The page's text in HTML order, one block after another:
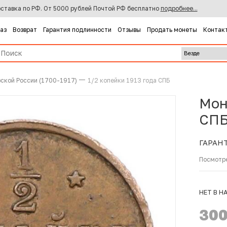
по РФ. От 5000 рублей Почтой РФ бесплатно подробнее...
Возврат Гарантия подлинности Отзывы Продать монеты
России (1700-1917) 1/2 копейки 1913 года СПБ
НЕТ В